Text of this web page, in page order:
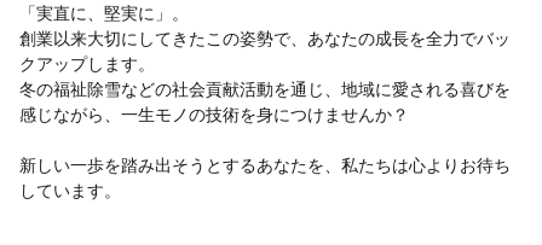
「実直に、堅実に」。
創業以来大切にしてきたこの姿勢で、あなたの成長を全力でバッ
クアップします。
冬の福祉除雪などの社会貢献活動を通じ、地域に愛される喜びを
感じながら、一生モノの技術を身につけませんか？
新しい一歩を踏み出そうとするあなたを、私たちは心よりお待ち
しています。